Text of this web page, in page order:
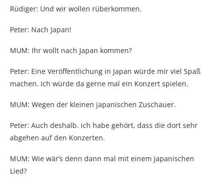
Rüdiger: Und wir wollen rüberkommen.
Peter: Nach Japan!
MUM: Ihr wollt nach Japan kommen?
Peter: Eine Veröffentlichung in Japan würde mir viel Spaß
machen. Ich würde da gerne mal ein Konzert spielen.
MUM: Wegen der kleinen japanischen Zuschauer.
Peter: Auch deshalb. ich habe gehört, dass die dort sehr
abgehen auf den Konzerten.
MUM: Wie wär’s denn dann mal mit einem japanischen
Lied?